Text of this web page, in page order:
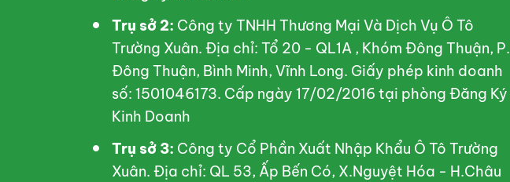
Trụ sở 2: Công ty TNHH Thương Mại Và Dịch Vụ Ô Tô
Trường Xuân. Địa chỉ: Tổ 20 - QL1A , Khóm Đông Thuận, P.
Đông Thuận, Bình Minh, Vĩnh Long. Giấy phép kinh doanh
số: 1501046173. Cấp ngày 17/02/2016 tại phòng Đăng Ký
Kinh Doanh
Trụ sở 3: Công ty Cổ Phần Xuất Nhập Khẩu Ô Tô Trường
Xuân. Địa chỉ: QL 53, Ấp Bến Có, X.Nguyệt Hóa - H.Châu